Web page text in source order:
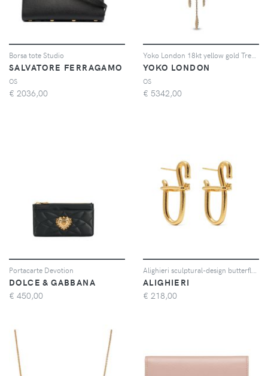
Borsa tote Studio
SALVATORE FERRAGAMO
OS
€ 2036,00
YOKO LONDON
OS
€ 5342,00
Portacarte Devotion
DOLCE & GABBANA
€ 450,00
ALIGHIERI
€ 218,00